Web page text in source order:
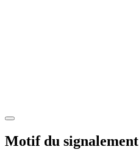
Motif du signalement